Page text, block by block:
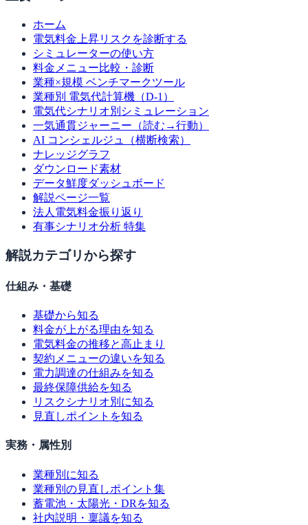
ホーム
電気料金上昇リスクを診断する
シミュレーターの使い方
料金メニュー比較・診断
業種×規模 ベンチマークツール
業種別 電気代計算機（D-1）
電気代シナリオ別シミュレーション
一気通貫ジャーニー（読む→行動）
AI コンシェルジュ（横断検索）
ナレッジグラフ
ダウンロード素材
データ鮮度ダッシュボード
解説ページ一覧
法人電気料金振り返り
有事シナリオ分析 特集
解説カテゴリから探す
仕組み・基礎
基礎から知る
料金が上がる理由を知る
電気料金の推移と高止まり
契約メニューの違いを知る
電力調達の仕組みを知る
最終保障供給を知る
リスクシナリオ別に知る
見直しポイントを知る
実務・属性別
業種別に知る
業種別の見直しポイント集
蓄電池・太陽光・DRを知る
社内説明・稟議を知る